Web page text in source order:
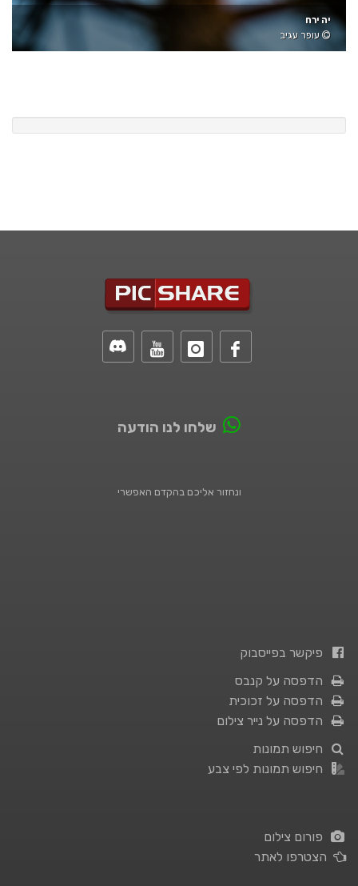
יה ירח
עופר עגיב
שלחו לנו הודעה
ונחזור אליכם בהקדם האפשרי
פיקשר בפייסבוק
הדפסה על קנבס
הדפסה על זכוכית
הדפסה על נייר צילום
חיפוש תמונות
חיפוש תמונות לפי צבע
פורום צילום
הצטרפו לאתר